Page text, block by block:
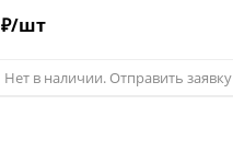
₽/шт
Нет в наличии. Отправить заявку